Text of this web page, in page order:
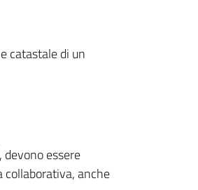
catastale di un
essere
anche